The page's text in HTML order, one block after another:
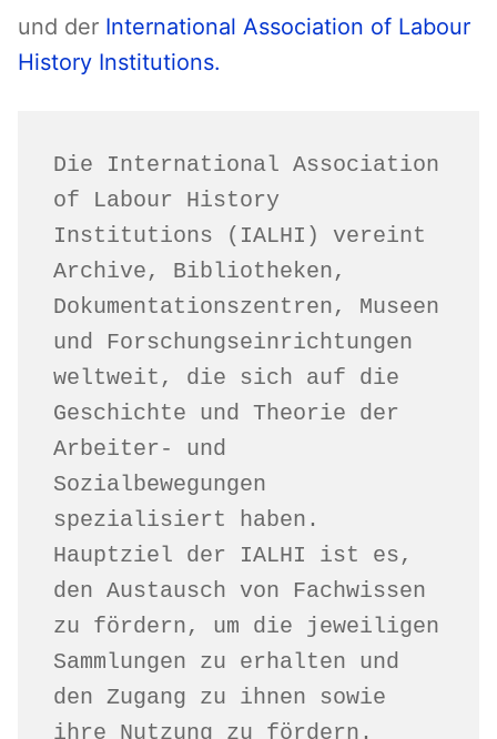
und der International Association of Labour
History Institutions.
Die International Association
of Labour History
Institutions (IALHI) vereint
Archive, Bibliotheken,
Dokumentationszentren, Museen
und Forschungseinrichtungen
weltweit, die sich auf die
Geschichte und Theorie der
Arbeiter- und
Sozialbewegungen
spezialisiert haben.
Hauptziel der IALHI ist es,
den Austausch von Fachwissen
zu fördern, um die jeweiligen
Sammlungen zu erhalten und
den Zugang zu ihnen sowie
ihre Nutzung zu fördern.